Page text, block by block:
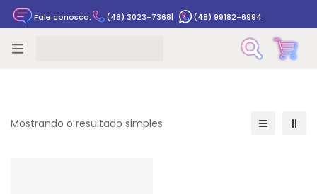
Fale conosco: (48) 3023-7368| (48) 99182-6994
Mostrando o resultado simples